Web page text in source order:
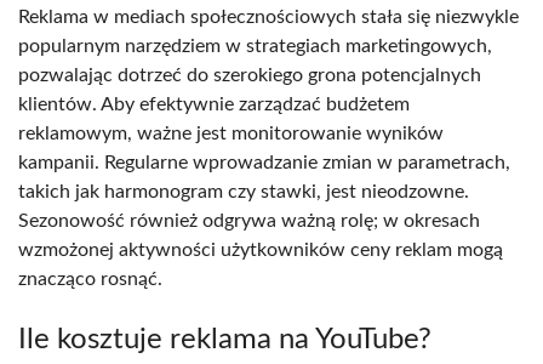
Reklama w mediach społecznościowych stała się niezwykle
popularnym narzędziem w strategiach marketingowych,
pozwalając dotrzeć do szerokiego grona potencjalnych
klientów. Aby efektywnie zarządzać budżetem
reklamowym, ważne jest monitorowanie wyników
kampanii. Regularne wprowadzanie zmian w parametrach,
takich jak harmonogram czy stawki, jest nieodzowne.
Sezonowość również odgrywa ważną rolę; w okresach
wzmożonej aktywności użytkowników ceny reklam mogą
znacząco rosnąć.
Ile kosztuje reklama na YouTube?